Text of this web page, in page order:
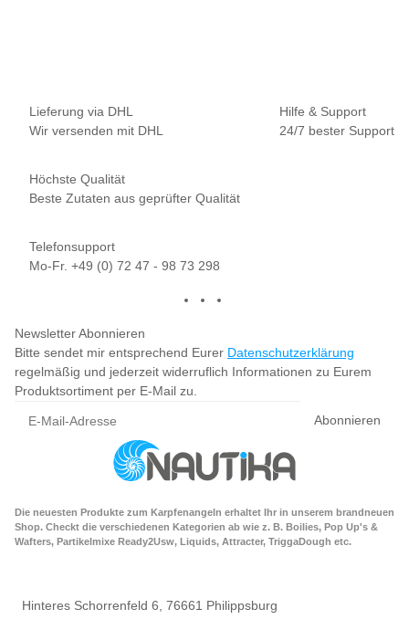
Lieferung via DHL
Wir versenden mit DHL
Hilfe & Support
24/7 bester Support
Höchste Qualität
Beste Zutaten aus geprüfter Qualität
Telefonsupport
Mo-Fr. +49 (0) 72 47 - 98 73 298
Newsletter Abonnieren
Bitte sendet mir entsprechend Eurer Datenschutzerklärung
regelmäßig und jederzeit widerruflich Informationen zu Eurem
Produktsortiment per E-Mail zu.
Abonnieren
Die neuesten Produkte zum Karpfenangeln erhaltet Ihr in unserem brandneuen
Shop. Checkt die verschiedenen Kategorien ab wie z. B. Boilies, Pop Up's &
Wafters, Partikelmixe Ready2Usw, Liquids, Attracter, TriggaDough etc.
Hinteres Schorrenfeld 6, 76661 Philippsburg